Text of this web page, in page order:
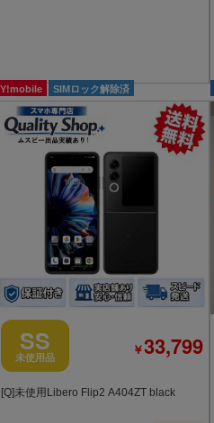
Y!mobile SIMロック解除済
SS
未使用品 ￥33,799
[Q]未使用Libero Flip2 A404ZT black